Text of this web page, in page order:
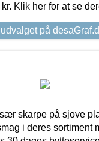
Klik her for at se
på
skarpe på sjove
i deres sortiment